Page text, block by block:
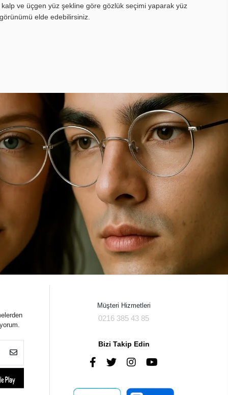
ve üçgen yüz şekline göre gözlük seçimi yaparak yüz
elde edebilirsiniz.
Müşteri Hizmetleri
0216 385 43 85
Bizi Takip Edin